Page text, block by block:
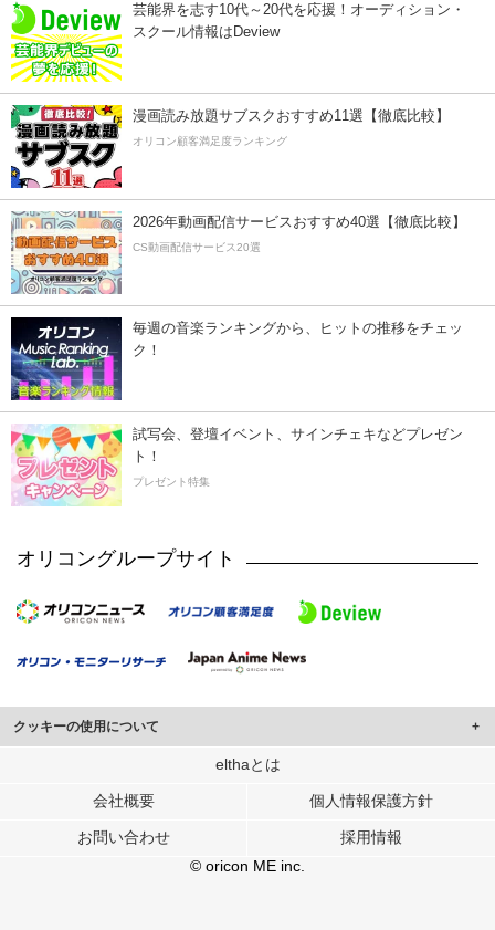
芸能界を志す10代～20代を応援！オーディション・
スクール情報はDeview
漫画読み放題サブスクおすすめ11選【徹底比較】
オリコン顧客満足度ランキング
2026年動画配信サービスおすすめ40選【徹底比較】
CS動画配信サービス20選
毎週の音楽ランキングから、ヒットの推移をチェッ
ク！
試写会、登壇イベント、サインチェキなどプレゼン
ト！
プレゼント特集
オリコングループサイト
クッキーの使用について
このサイトでは Cookie を使用して、ユーザーに合わせたコンテンツや広告の
行っています。
メディアや広告配信、データ解析の各パートナーに提供しています。
各パートナーは、この情報とユーザーが各パートナーに提供した他の情報や、
ユーザーが各パートナーのサービスを使用したときに収集した他の情報を組み
elthaとは
会社概要 個人情報保護方針
お問い合わせ
採用情報
© oricon ME inc.